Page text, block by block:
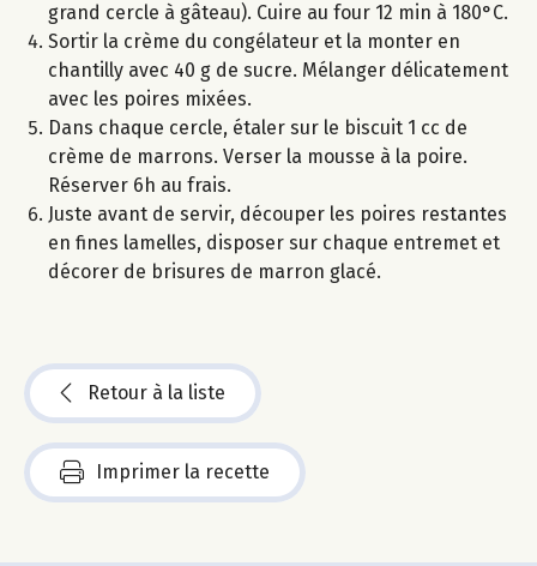
grand cercle à gâteau). Cuire au four 12 min à 180°C.
Sortir la crème du congélateur et la monter en
chantilly avec 40 g de sucre. Mélanger délicatement
avec les poires mixées.
Dans chaque cercle, étaler sur le biscuit 1 cc de
crème de marrons. Verser la mousse à la poire.
Réserver 6h au frais.
Juste avant de servir, découper les poires restantes
en fines lamelles, disposer sur chaque entremet et
décorer de brisures de marron glacé.
Retour à la liste
Imprimer la recette